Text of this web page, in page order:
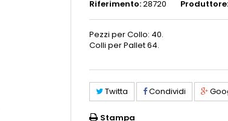
Riferimento:28720 Produttore:
Pezzi per Collo: 40.
Colli per Pallet 64.
Twitta Condividi
Stampa